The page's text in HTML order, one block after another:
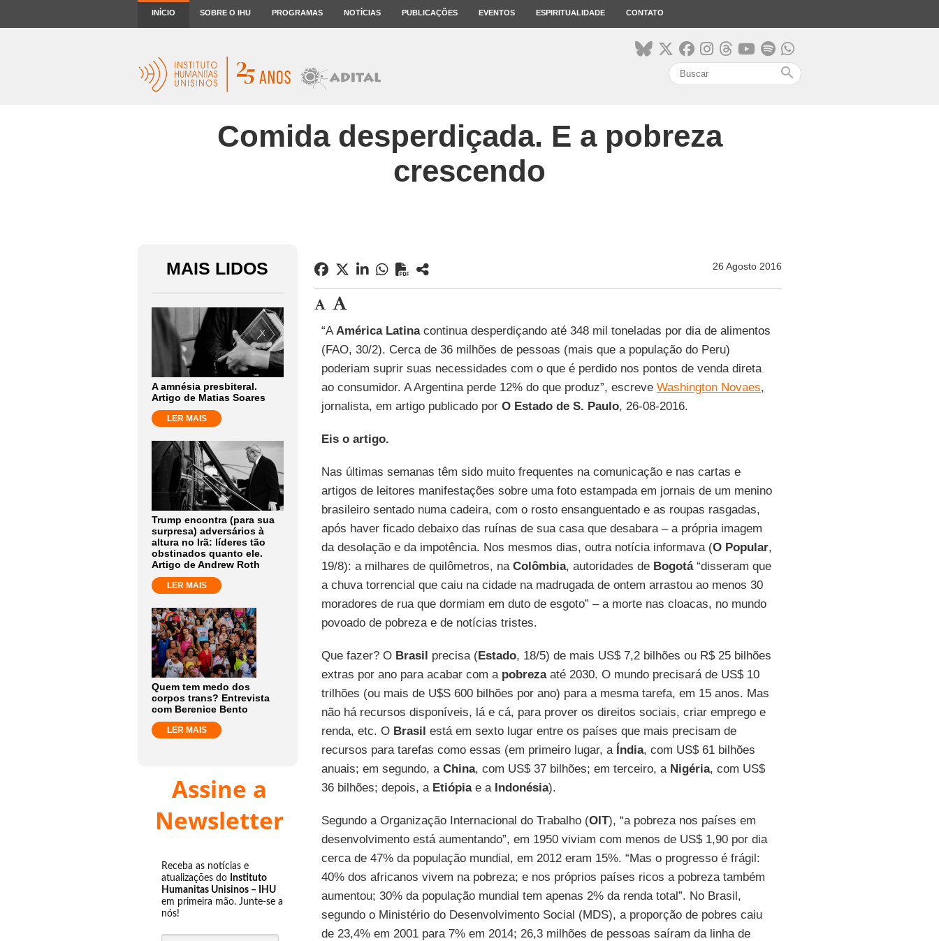
INÍCIO SOBRE O IHU PROGRAMAS NOTÍCIAS PUBLICAÇÕES EVENTOS ESPIRITUALIDADE CONTATO
search
Comida desperdiçada. E a pobreza
crescendo
MAIS LIDOS
A amnésia presbiteral.
Artigo de Matias Soares
LER MAIS
Trump encontra (para sua
surpresa) adversários à
altura no Irã: líderes tão
obstinados quanto ele.
Artigo de Andrew Roth
LER MAIS
Quem tem medo dos
corpos trans? Entrevista
com Berenice Bento
LER MAIS
Assine a
Newsletter
Receba as notícias e
atualizações do Instituto
Humanitas Unisinos – IHU
em primeira mão. Junte-se a
nós!
26 Agosto 2016
“AAmérica Latinacontinua desperdiçando até 348 mil toneladas por dia de alimentos
(FAO, 30/2). Cerca de 36 milhões de pessoas (mais que a população do Peru)
poderiam suprir suas necessidades com o que é perdido nos pontos de venda direta
ao consumidor. A Argentina perde 12% do que produz”, escreve Washington Novaes,
jornalista, em artigo publicado por O Estado de S. Paulo, 26-08-2016.
Eis o artigo.
Nas últimas semanas têm sido muito frequentes na comunicação e nas cartas e
artigos de leitores manifestações sobre uma foto estampada em jornais de um menino
brasileiro sentado numa cadeira, com o rosto ensanguentado e as roupas rasgadas,
após haver ficado debaixo das ruínas de sua casa que desabara – a própria imagem
da desolação e da impotência. Nos mesmos dias, outra notícia informava (O Popular,
19/8): a milhares de quilômetros, na Colômbia, autoridades de Bogotá“disseram que
a chuva torrencial que caiu na cidade na madrugada de ontem arrastou ao menos 30
moradores de rua que dormiam em duto de esgoto” – a morte nas cloacas, no mundo
povoado de pobreza e de notícias tristes.
Que fazer? O Brasil precisa (Estado, 18/5) de mais US$ 7,2 bilhões ou R$ 25 bilhões
extras por ano para acabar com a pobrezaaté 2030. O mundo precisará de US$ 10
trilhões (ou mais de U$S 600 bilhões por ano) para a mesma tarefa, em 15 anos. Mas
não há recursos disponíveis, lá e cá, para prover os direitos sociais, criar emprego e
renda, etc. O Brasil está em sexto lugar entre os países que mais precisam de
recursos para tarefas como essas (em primeiro lugar, a Índia, com US$ 61 bilhões
anuais; em segundo, a China, com US$ 37 bilhões; em terceiro, a Nigéria, com US$
36 bilhões; depois, a Etiópiae a Indonésia).
Segundo a Organização Internacional do Trabalho (OIT), “a pobreza nos países em
desenvolvimento está aumentando”, em 1950 viviam com menos de US$ 1,90 por dia
cerca de 47% da população mundial, em 2012 eram 15%. “Mas o progresso é frágil:
40% dos africanos vivem na pobreza; e nos próprios países ricos a pobreza também
aumentou; 30% da população mundial tem apenas 2% da renda total”. No Brasil,
segundo o Ministério do Desenvolvimento Social (MDS), a proporção de pobres caiu
de 23,4% em 2001 para 7% em 2014; 26,3 milhões de pessoas saíram da linha de